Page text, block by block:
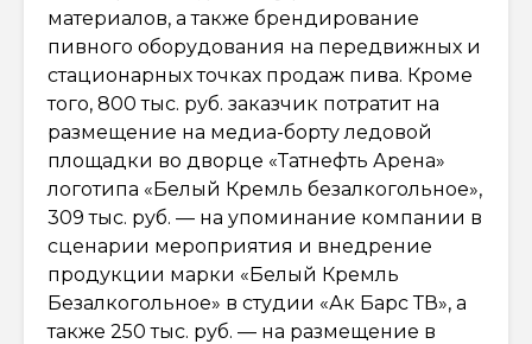
материалов, а также брендирование
пивного оборудования на передвижных и
стационарных точках продаж пива. Кроме
того, 800 тыс. руб. заказчик потратит на
размещение на медиа-борту ледовой
площадки во дворце «Татнефть Арена»
логотипа «Белый Кремль безалкогольное»,
309 тыс. руб. — на упоминание компании в
сценарии мероприятия и внедрение
продукции марки «Белый Кремль
Безалкогольное» в студии «Ак Барс ТВ», а
также 250 тыс. руб. — на размещение в